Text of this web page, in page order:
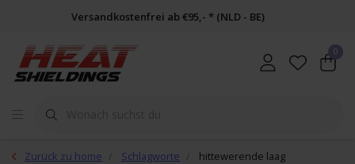
Versandkostenfrei ab €95,- * (NLD - BE)
0
Zurück zu home Schlagworte hittewerende laag